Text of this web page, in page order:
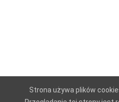
Strona używa plików